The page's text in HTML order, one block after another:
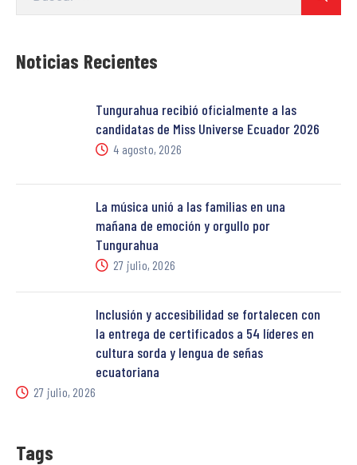
Noticias Recientes
Tungurahua recibió oficialmente a las
candidatas de Miss Universe Ecuador 2026
4 agosto, 2026
La música unió a las familias en una
mañana de emoción y orgullo por
Tungurahua
27 julio, 2026
Inclusión y accesibilidad se fortalecen con
la entrega de certificados a 54 líderes en
cultura sorda y lengua de señas
ecuatoriana
27 julio, 2026
Tags